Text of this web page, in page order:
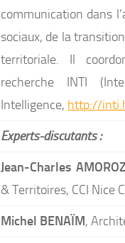
communication dans
sociaux, de la
territoriale. Il
recherche INTI
Intelligence, http://
Experts-discutants :
Jean-Charles AMOROZ
& Territoires, CCI Nice
Michel BENAÏM,